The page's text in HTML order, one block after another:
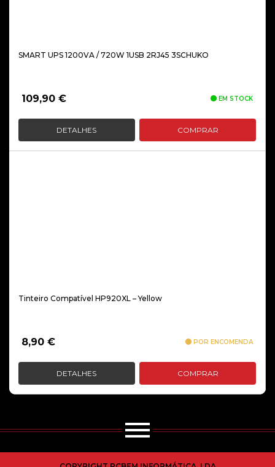
SMART UPS 1200VA / 720W 1USB 2RJ45 3SCHUKO
109,90 € EM STOCK
DETALHES COMPRAR
Tinteiro Compatível HP920XL – Yellow
8,90 € POR ENCOMENDA
DETALHES COMPRAR